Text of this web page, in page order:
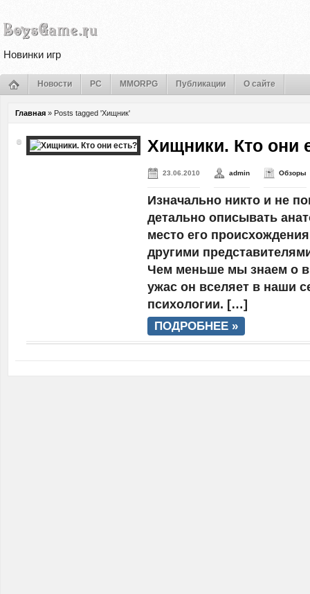
Новинки игр
Новости PC MMORPG Публикации О сайте
Главная » Posts tagged 'Хищник'
Хищники. Кто они
23.06.2010 admin Обзоры
Изначально никто и не
детально описывать
место его
другими
Чем меньше мы знаем о
ужас он вселяет в наши
психологии. […]
ПОДРОБНЕЕ »